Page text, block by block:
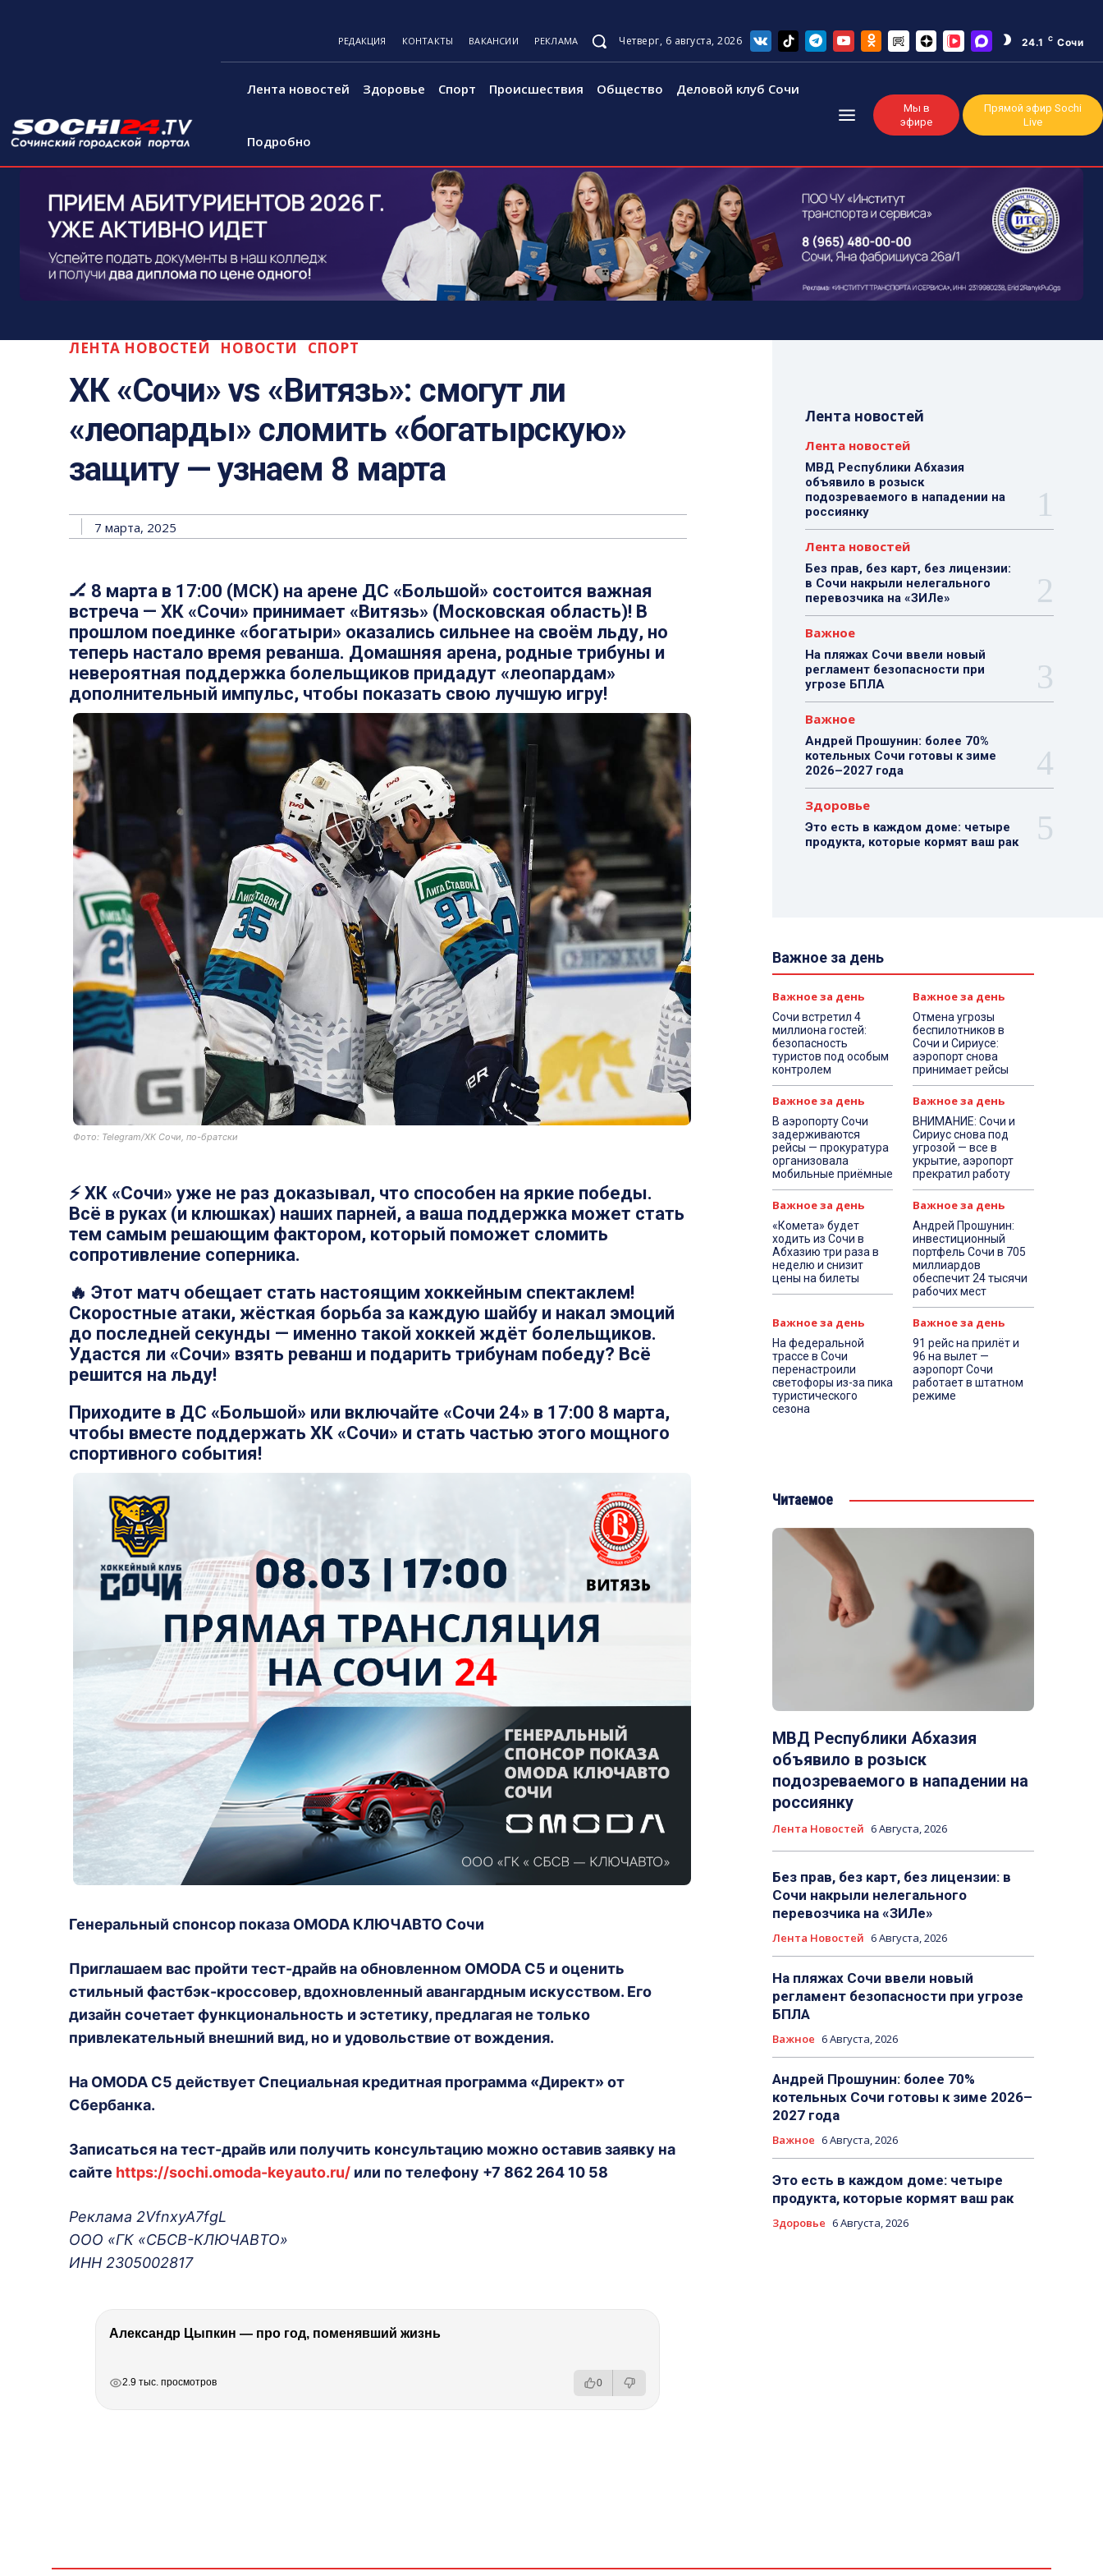
РЕДАКЦИЯ КОНТАКТЫ ВАКАНСИИ РЕКЛАМА Четверг, 6 августа, 2026 24.1 C Сочи
Лента новостей Здоровье Спорт Происшествия Общество Деловой клуб Сочи
Подробно
Мы в
эфире
Прямой эфир Sochi
Live
ЛЕНТА НОВОСТЕЙ НОВОСТИ СПОРТ
ХК «Сочи» vs «Витязь»: смогут ли
«леопарды» сломить «богатырскую»
защиту — узнаем 8 марта
7 марта, 2025
🏒 8 марта в 17:00 (МСК) на арене ДС «Большой» состоится важная
встреча — ХК «Сочи» принимает «Витязь» (Московская область)! В
прошлом поединке «богатыри» оказались сильнее на своём льду, но
теперь настало время реванша. Домашняя арена, родные трибуны и
невероятная поддержка болельщиков придадут «леопардам»
дополнительный импульс, чтобы показать свою лучшую игру!
Фото: Telegram/ХК Сочи, по-братски
⚡ ХК «Сочи» уже не раз доказывал, что способен на яркие победы.
Всё в руках (и клюшках) наших парней, а ваша поддержка может стать
тем самым решающим фактором, который поможет сломить
сопротивление соперника.
🔥 Этот матч обещает стать настоящим хоккейным спектаклем!
Скоростные атаки, жёсткая борьба за каждую шайбу и накал эмоций
до последней секунды — именно такой хоккей ждёт болельщиков.
Удастся ли «Сочи» взять реванш и подарить трибунам победу? Всё
решится на льду!
Приходите в ДС «Большой» или включайте «Сочи 24» в 17:00 8 марта,
чтобы вместе поддержать ХК «Сочи» и стать частью этого мощного
спортивного события!
Генеральный спонсор показа OMODA КЛЮЧАВТО Сочи
Приглашаем вас пройти тест-драйв на обновленном OMODA C5 и оценить
стильный фастбэк-кроссовер, вдохновленный авангардным искусством. Его
дизайн сочетает функциональность и эстетику, предлагая не только
привлекательный внешний вид, но и удовольствие от вождения.
На OMODA C5 действует Специальная кредитная программа «Директ» от
Сбербанка.
Записаться на тест-драйв или получить консультацию можно оставив заявку на
сайте https://sochi.omoda-keyauto.ru/ или по телефону +7 862 264 10 58
Реклама 2VfnxyA7fgL
ООО «ГК «СБСВ-КЛЮЧАВТО»
ИНН 2305002817
Александр Цыпкин — про год, поменявший жизнь
2.9 тыс. просмотров 0
Лента новостей
Лента новостей
МВД Республики Абхазия
объявило в розыск
подозреваемого в нападении на
россиянку
Лента новостей
Без прав, без карт, без лицензии:
в Сочи накрыли нелегального
перевозчика на «ЗИЛе»
Важное
На пляжах Сочи ввели новый
регламент безопасности при
угрозе БПЛА
Важное
Андрей Прошунин: более 70%
котельных Сочи готовы к зиме
2026–2027 года
Здоровье
Это есть в каждом доме: четыре
продукта, которые кормят ваш рак
Важное за день
Важное за день
Сочи встретил 4
миллиона гостей:
безопасность
туристов под особым
контролем
Важное за день
Отмена угрозы
беспилотников в
Сочи и Сириусе:
аэропорт снова
принимает рейсы
Важное за день
В аэропорту Сочи
задерживаются
рейсы — прокуратура
организовала
мобильные приёмные
Важное за день
ВНИМАНИЕ: Сочи и
Сириус снова под
угрозой — все в
укрытие, аэропорт
прекратил работу
Важное за день
«Комета» будет
ходить из Сочи в
Абхазию три раза в
неделю и снизит
цены на билеты
Важное за день
Андрей Прошунин:
инвестиционный
портфель Сочи в 705
миллиардов
обеспечит 24 тысячи
рабочих мест
Важное за день
На федеральной
трассе в Сочи
перенастроили
светофоры из-за пика
туристического
сезона
Важное за день
91 рейс на прилёт и
96 на вылет —
аэропорт Сочи
работает в штатном
режиме
Читаемое
МВД Республики Абхазия
объявило в розыск
подозреваемого в нападении на
россиянку
Лента Новостей 6 Августа, 2026
Без прав, без карт, без лицензии: в
Сочи накрыли нелегального
перевозчика на «ЗИЛе»
Лента Новостей 6 Августа, 2026
На пляжах Сочи ввели новый
регламент безопасности при угрозе
БПЛА
Важное 6 Августа, 2026
Андрей Прошунин: более 70%
котельных Сочи готовы к зиме 2026–
2027 года
Важное 6 Августа, 2026
Это есть в каждом доме: четыре
продукта, которые кормят ваш рак
Здоровье 6 Августа, 2026